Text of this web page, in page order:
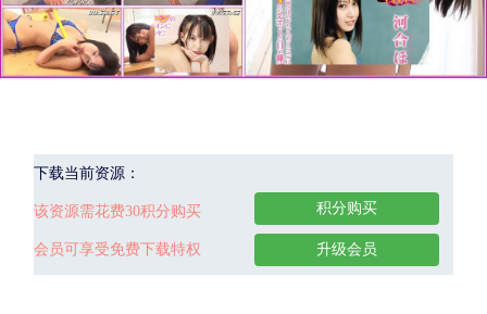
下载当前资源：
该资源需花费30积分购买
会员可享受免费下载特权
积分购买
升级会员